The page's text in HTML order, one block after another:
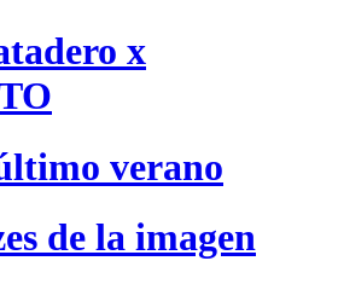
x
verano
de la imagen